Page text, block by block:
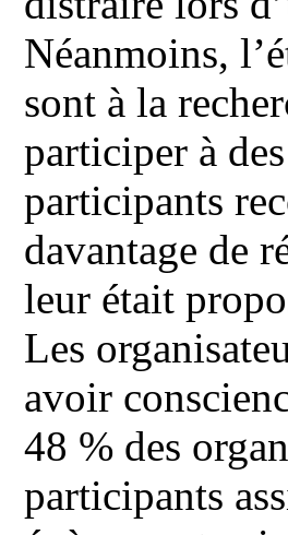
Néanmoins,
sont à la
participer à
participants
davantage de
leur était
Les
avoir
48 % des
participants